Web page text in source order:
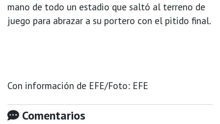
mano de todo un estadio que saltó al terreno de
juego para abrazar a su portero con el pitido final.
Con información de EFE/Foto: EFE
Comentarios